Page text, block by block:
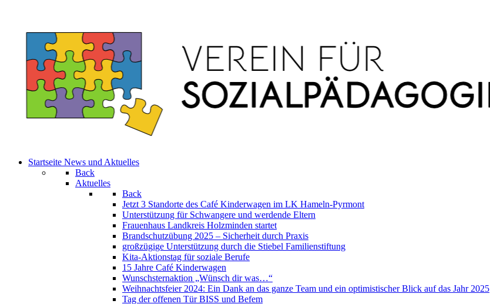
Startseite News und Aktuelles
Back
Aktuelles
Back
Jetzt 3 Standorte des Café Kinderwagen im LK Hameln-Pyrmont
Unterstützung für Schwangere und werdende Eltern
Frauenhaus Landkreis Holzminden startet
Brandschutzübung 2025 – Sicherheit durch Praxis
großzügige Unterstützung durch die Stiebel Familienstiftung
Kita-Aktionstag für soziale Berufe
15 Jahre Café Kinderwagen
Wunschsternaktion „Wünsch dir was…“
Weihnachtsfeier 2024: Ein Dank an das ganze Team und ein optimistischer Blick auf das Jahr 2025
Tag der offenen Tür BISS und Befem